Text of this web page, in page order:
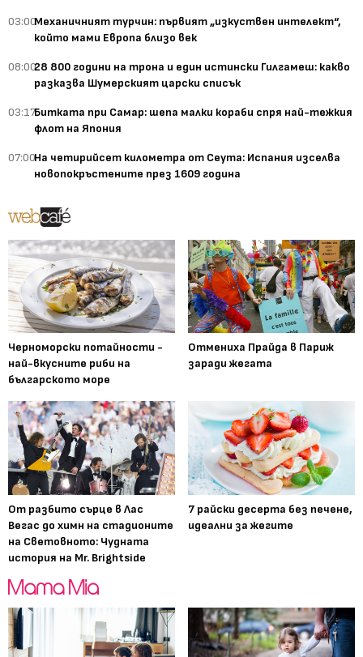
03:00Механичният турчин: първият „изкуствен интелект“,
който мами Европа близо век
08:0028 800 години на трона и един истински Гилгамеш: какво
разказва Шумерският царски списък
03:17Битката при Самар: шепа малки кораби спря най-тежкия
флот на Япония
07:00На четирийсет километра от Сеута: Испания изселва
новопокръстените през 1609 година
Черноморски потайности -
най-вкусните риби на
българското море
Отмениха Прайда в Париж
заради жегата
От разбито сърце в Лас
Вегас до химн на стадионите
на Световното: Чудната
история на Mr. Brightside
7 райски десерта без печене,
идеални за жегите